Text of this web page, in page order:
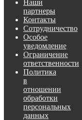
Наши
партнеры
Контакты
Сотрудничество
Особое
уведомление
Ограничение
ответственности
Политика
в
отношении
обработки
персональных
данных